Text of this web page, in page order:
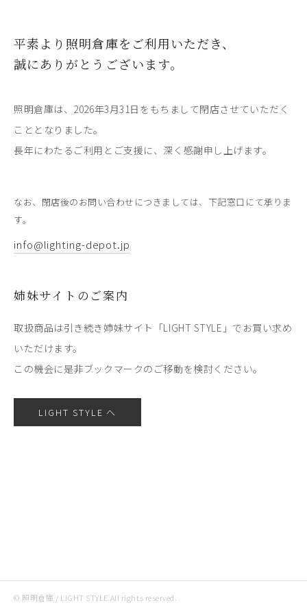
平素より照明倉庫をご利用いただき、
誠にありがとうございます。
照明倉庫は、2026年3月31日をもちまして閉店させていただく
こととなりました。
長年にわたるご利用とご支援に、深く感謝申し上げます。
なお、閉店後のお問い合わせにつきましては、下記窓口にて承りま
す。
info@lighting-depot.jp
姉妹サイトのご案内
取扱商品は引き続き姉妹サイト「LIGHT STYLE」でお買い求め
いただけます。
この機会に是非ブックマークのご移動を検討ください。
LIGHT STYLE へ
© 照明倉庫 / LIGHT STYLE All rights reserved.